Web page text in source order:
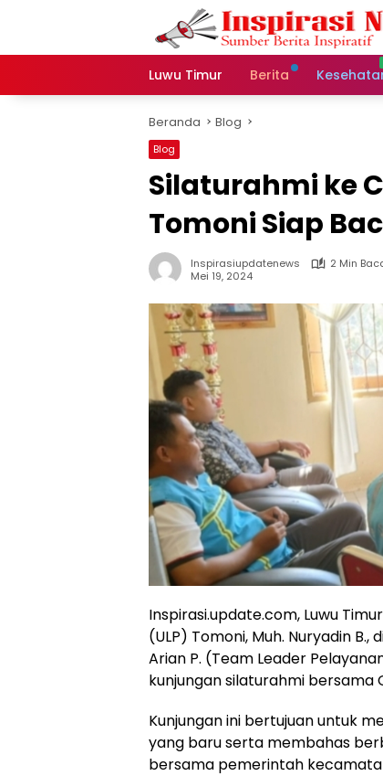
Luwu Timur Berita
Beranda Blog
Blog
Silaturahmi ke
Tomoni Siap
Inspirasiupdatenews
2 Min
Mei 19, 2024
Inspirasi.update.com, Luwu
(ULP) Tomoni, Muh. Nuryadin
Arian P. (Team Leader
kunjungan silaturahmi bersama
Kunjungan ini bertujuan untuk
yang baru serta membahas
bersama pemerintah